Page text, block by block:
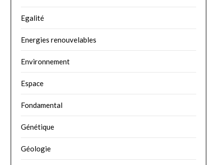
Egalité
Energies renouvelables
Environnement
Espace
Fondamental
Génétique
Géologie